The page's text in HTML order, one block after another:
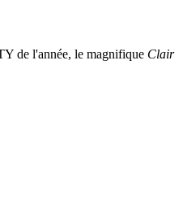
de l'année, le magnifique Clair